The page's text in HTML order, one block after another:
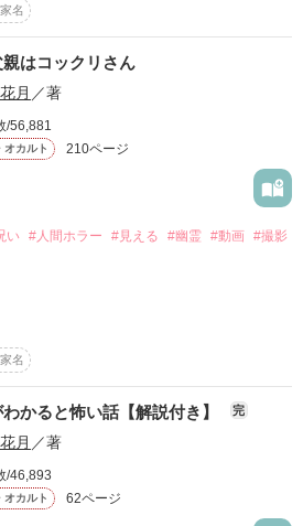
き合うことはタブーとされていた
ちはこの寮へと入る事になったん
ぁ……」
、お互い」
があたしを待ち受けているなん
ムです。
。
でしょう。
わりの儀式を行うまで、毎夜３時３
失った邪悪な霊が、鬼だけを追い続
手足を失います。
名
はコックリさん
月 ／著
/56,881
オカルト 210ページ
い #人間ホラー #見える #幽霊 #動画 #撮影
よ
作品を読む
名
かると怖い話【解説付き】 完
月 ／著
/46,893
オカルト 62ページ